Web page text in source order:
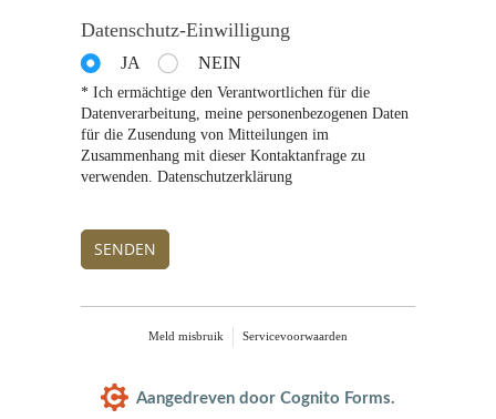
Datenschutz-Einwilligung
JA NEIN
* Ich ermächtige den Verantwortlichen für die
Datenverarbeitung, meine personenbezogenen Daten
für die Zusendung von Mitteilungen im
Zusammenhang mit dieser Kontaktanfrage zu
verwenden. Datenschutzerklärung
SENDEN
Meld misbruik Servicevoorwaarden
Aangedreven door Cognito Forms.